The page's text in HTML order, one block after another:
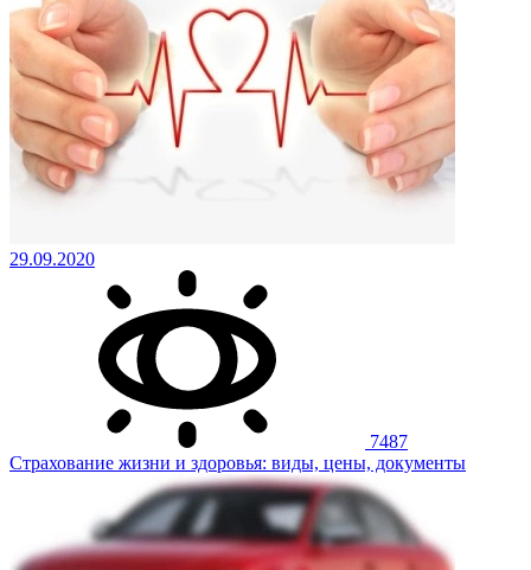
29.09.2020
7487
Страхование жизни и здоровья: виды, цены, документы